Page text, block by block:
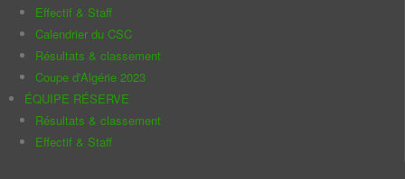
Effectif & Staff
Calendrier du CSC
Résultats & classement
Coupe d'Algérie 2023
ÉQUIPE RÉSERVE
Résultats & classement
Effectif & Staff